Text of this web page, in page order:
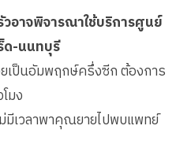
อาจพิจารณาใช้บริการศูนย์
ด-นนทบุรี
นอัมพฤกษ์ครึ่งซีก ต้องการ
มง
เวลาพาคุณยายไปพบแพทย์